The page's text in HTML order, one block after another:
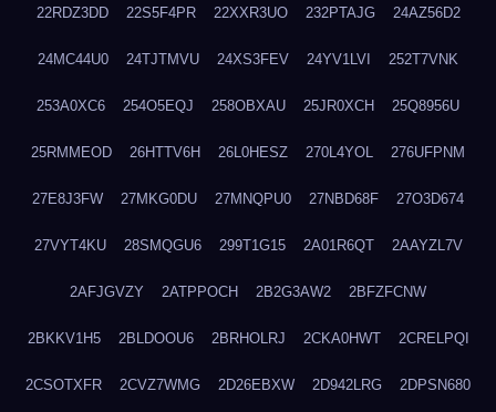
22RDZ3DD 22S5F4PR 22XXR3UO 232PTAJG 24AZ56D2
24MC44U0 24TJTMVU 24XS3FEV 24YV1LVI 252T7VNK
253A0XC6 254O5EQJ 258OBXAU 25JR0XCH 25Q8956U
25RMMEOD 26HTTV6H 26L0HESZ 270L4YOL 276UFPNM
27E8J3FW 27MKG0DU 27MNQPU0 27NBD68F 27O3D674
27VYT4KU 28SMQGU6 299T1G15 2A01R6QT 2AAYZL7V
2AFJGVZY 2ATPPOCH 2B2G3AW2 2BFZFCNW
2BKKV1H5 2BLDOOU6 2BRHOLRJ 2CKA0HWT 2CRELPQI
2CSOTXFR 2CVZ7WMG 2D26EBXW 2D942LRG 2DPSN680